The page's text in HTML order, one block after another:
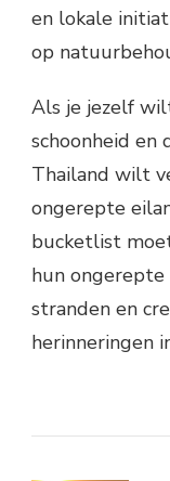
en lokale
op
Als je jezelf
schoonheid en
Thailand wilt
ongerepte
bucketlist
hun
stranden en
herinneringen